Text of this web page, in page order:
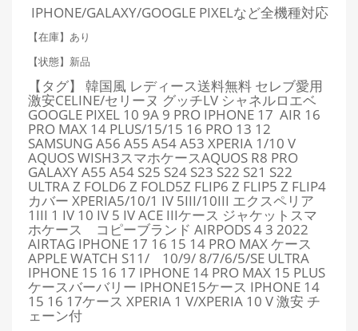
IPHONE/GALAXY/GOOGLE PIXELなど全機種対応
【在庫】あり
【状態】新品
【タグ】 韓国風 レディース送料無料 セレブ愛用
激安CELINE/セリーヌ グッチLV シャネルロエベ
GOOGLE PIXEL 10 9A 9 PRO IPHONE 17 AIR 16
PRO MAX 14 PLUS/15/15 16 PRO 13 12
SAMSUNG A56 A55 A54 A53 XPERIA 1/10 V
AQUOS WISH3スマホケースAQUOS R8 PRO
GALAXY A55 A54 S25 S24 S23 S22 S21 S22
ULTRA Z FOLD6 Z FOLD5Z FLIP6 Z FLIP5 Z FLIP4
カバー XPERIA5/10/1 IV 5III/10III エクスペリア
1III 1 IV 10 IV 5 IV ACE IIIケース ジャケットスマ
ホケース コピーブランド AIRPODS 4 3 2022
AIRTAG IPHONE 17 16 15 14 PRO MAX ケース
APPLE WATCH S11/ 10/9/ 8/7/6/5/SE ULTRA
IPHONE 15 16 17 IPHONE 14 PRO MAX 15 PLUS
ケースバーバリー IPHONE15ケース IPHONE 14
15 16 17ケース XPERIA 1 V/XPERIA 10 V 激安 チ
ェーン付